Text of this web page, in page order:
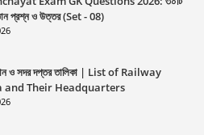
প্রশ্ন ও উত্তর (Set - 08)
ও সদর দপ্তর তালিকা | List of Railway
and Their Headquarters